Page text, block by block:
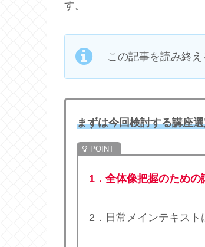
す。
この記事を読み終
まずは今回検討する講座
1．全体像把握のための
2．日常メインテキスト